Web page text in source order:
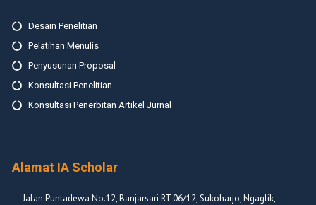
Desain Penelitian
Pelatihan Menulis
Penyusunan Proposal
Konsultasi Penelitian
Konsultasi Penerbitan Artikel Jurnal
Alamat IA Scholar
Jalan Puntadewa No.12, Banjarsari RT 06/12, Sukoharjo, Ngaglik,